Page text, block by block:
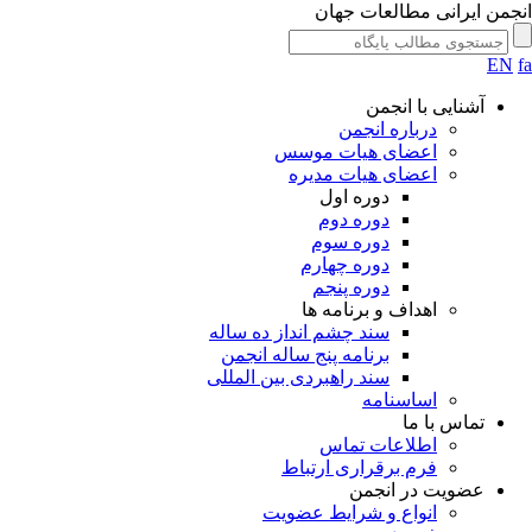
ایرانی مطالعات جهان
EN
آشنایی با انجمن
درباره انجمن
اعضای هیات موسس
اعضای هیات مدیره
دوره اول
دوره دوم
دوره سوم
دوره چهارم
دوره پنجم
اهداف و برنامه ها
سند چشم انداز ده ساله
برنامه پنج ساله انجمن
سند راهبردی بین المللی
اساسنامه
تماس با ما
اطلاعات تماس
فرم برقراری ارتباط
عضویت در انجمن
انواع و شرایط عضویت